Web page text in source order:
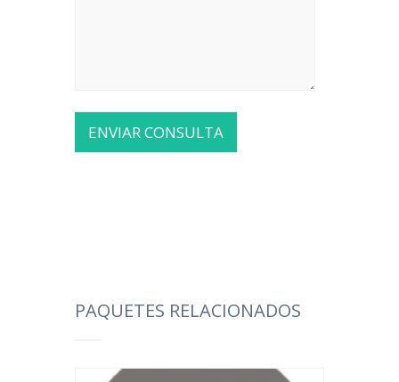
PAQUETES RELACIONADOS